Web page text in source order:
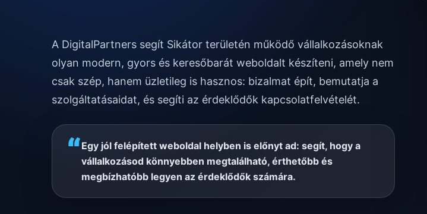
A DigitalPartners segít Sikátor területén működő vállalkozásoknak
olyan modern, gyors és keresőbarát weboldalt készíteni, amely nem
csak szép, hanem üzletileg is hasznos: bizalmat épít, bemutatja a
szolgáltatásaidat, és segíti az érdeklődők kapcsolatfelvételét.
“Egy jól felépített weboldal helyben is előnyt ad: segít, hogy a
vállalkozásod könnyebben megtalálható, érthetőbb és
megbízhatóbb legyen az érdeklődők számára.